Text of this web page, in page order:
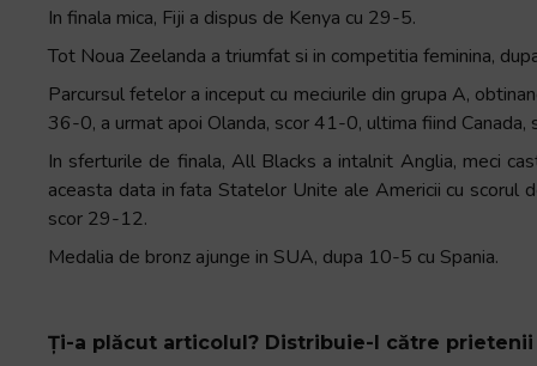
In finala mica, Fiji a dispus de Kenya cu 29-5.
Tot Noua Zeelanda a triumfat si in competitia feminina,
Parcursul fetelor a inceput cu meciurile din grupa A,
36-0, a urmat apoi Olanda, scor 41-0, ultima fiind Canada,
In sferturile de finala, All Blacks a intalnit Anglia, meci
aceasta data in fata Statelor Unite ale Americii cu scorul
scor 29-12.
Medalia de bronz ajunge in SUA, dupa 10-5 cu Spania.
Ți-a plăcut articolul? Distribuie-l către prietenii